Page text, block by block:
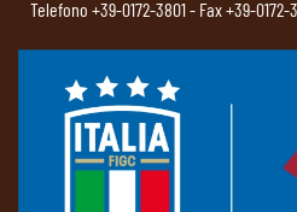
Telefono +39-0172-3801- Fax +39-0172-